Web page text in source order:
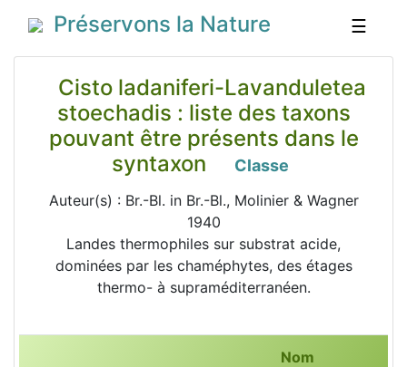
Préservons la Nature ☰
Cisto ladaniferi-Lavanduletea
stoechadis : liste des taxons
pouvant être présents dans le
syntaxon
Classe
Auteur(s) : Br.-Bl. in Br.-Bl., Molinier & Wagner
1940
Landes thermophiles sur substrat acide,
dominées par les chaméphytes, des étages
thermo- à supraméditerranéen.
Nom